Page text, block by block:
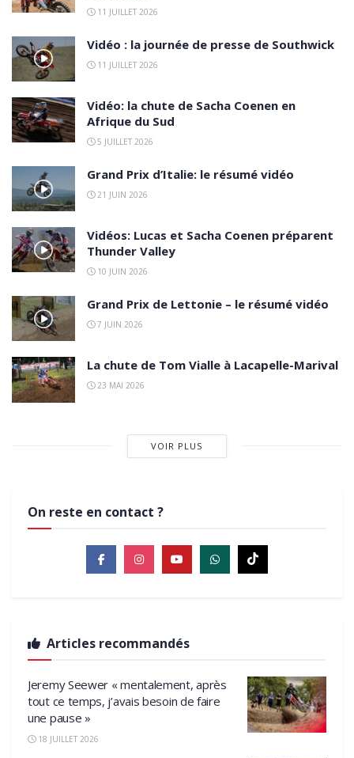
11 JUILLET 2026
Vidéo : la journée de presse de Southwick
11 JUILLET 2026
Vidéo: la chute de Sacha Coenen en
Afrique du Sud
5 JUILLET 2026
Grand Prix d’Italie: le résumé vidéo
21 JUIN 2026
Vidéos: Lucas et Sacha Coenen préparent
Thunder Valley
10 JUIN 2026
Grand Prix de Lettonie – le résumé vidéo
7 JUIN 2026
La chute de Tom Vialle à Lacapelle-Marival
23 MAI 2026
VOIR PLUS
On reste en contact ?
Articles recommandés
Jeremy Seewer « mentalement, après
tout ce temps, j’avais besoin de faire
une pause »
18 JUILLET 2026